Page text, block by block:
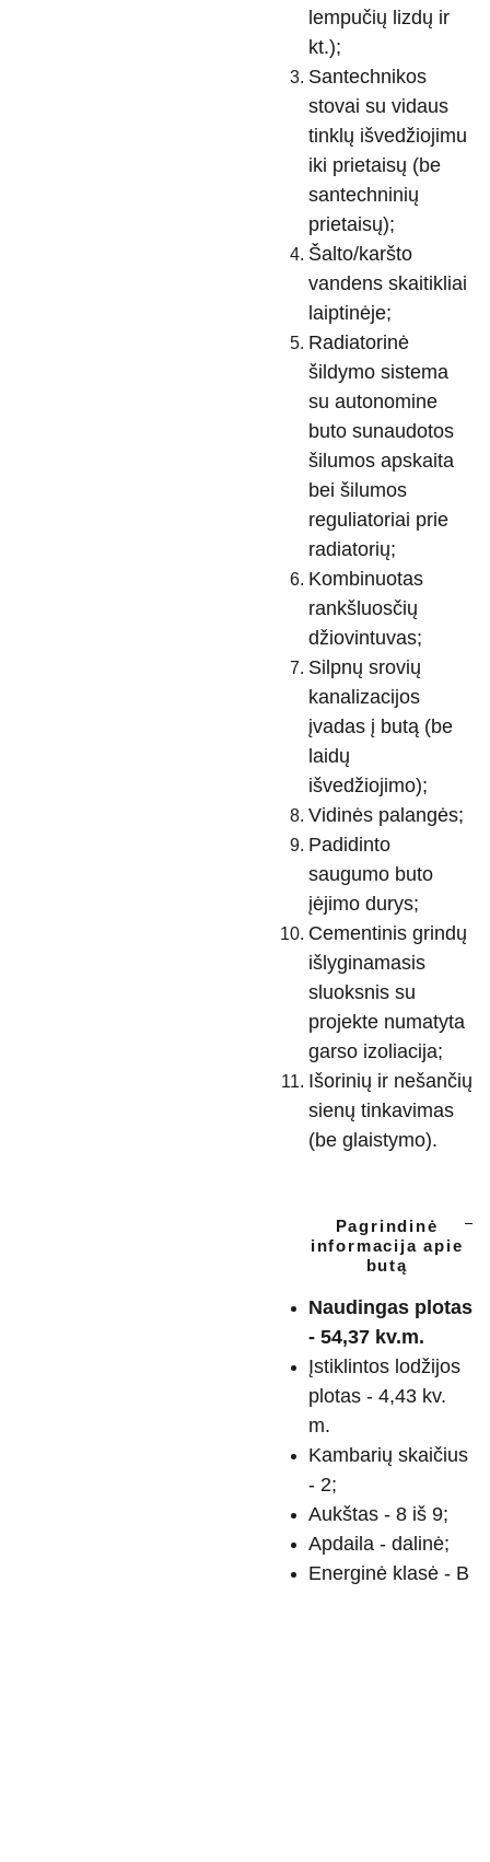
lempučių lizdų ir
kt.);
Santechnikos
stovai su vidaus
tinklų išvedžiojimu
iki prietaisų (be
santechninių
prietaisų);
Šalto/karšto
vandens skaitikliai
laiptinėje;
Radiatorinė
šildymo sistema
su autonomine
buto sunaudotos
šilumos apskaita
bei šilumos
reguliatoriai prie
radiatorių;
Kombinuotas
rankšluosčių
džiovintuvas;
Silpnų srovių
kanalizacijos
įvadas į butą (be
laidų
išvedžiojimo);
Vidinės palangės;
Padidinto
saugumo buto
įėjimo durys;
Cementinis grindų
išlyginamasis
sluoksnis su
projekte numatyta
garso izoliacija;
Išorinių ir nešančių
sienų tinkavimas
(be glaistymo).
Pagrindinė
informacija apie
butą
Naudingas plotas
- 54,37 kv.m.
Įstiklintos lodžijos
plotas - 4,43 kv.
m.
Kambarių skaičius
- 2;
Aukštas - 8 iš 9;
Apdaila - dalinė;
Energinė klasė - B